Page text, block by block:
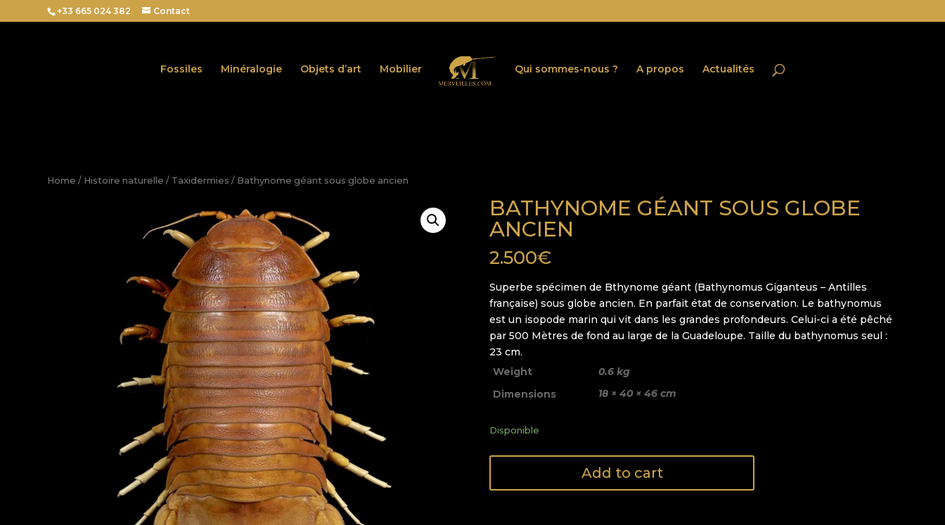
+33 665 024 382 Contact
Fossiles Minéralogie Objets d’art Mobilier Qui sommes-nous ? A propos Actualités
Home / Histoire naturelle / Taxidermies / Bathynome géant sous globe ancien
BATHYNOME GÉANT SOUS GLOBE
ANCIEN
2.500€
Superbe spécimen de Bthynome géant (Bathynomus Giganteus – Antilles
française) sous globe ancien. En parfait état de conservation. Le bathynomus
est un isopode marin qui vit dans les grandes profondeurs. Celui-ci a été pêché
par 500 Mètres de fond au large de la Guadeloupe. Taille du bathynomus seul :
23 cm.
Weight
0.6 kg
Dimensions
18 × 40 × 46 cm
Disponible
Add to cart